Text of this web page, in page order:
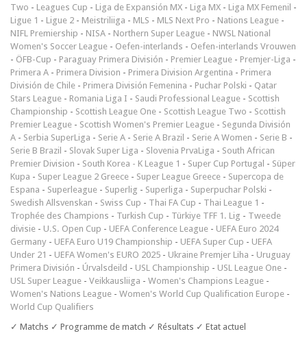
Two - Leagues Cup - Liga de Expansión MX - Liga MX - Liga MX Femenil -
Ligue 1 - Ligue 2 - Meistriliiga - MLS - MLS Next Pro - Nations League -
NIFL Premiership - NISA - Northern Super League - NWSL National
Women's Soccer League - Oefen-interlands - Oefen-interlands Vrouwen
- ÖFB-Cup - Paraguay Primera División - Premier League - Premjer-Liga -
Primera A - Primera Division - Primera Division Argentina - Primera
División de Chile - Primera División Femenina - Puchar Polski - Qatar
Stars League - Romania Liga I - Saudi Professional League - Scottish
Championship - Scottish League One - Scottish League Two - Scottish
Premier League - Scottish Women's Premier League - Segunda División
A - Serbia SuperLiga - Serie A - Serie A Brazil - Serie A Women - Serie B -
Serie B Brazil - Slovak Super Liga - Slovenia PrvaLiga - South African
Premier Division - South Korea - K League 1 - Super Cup Portugal - Süper
Kupa - Super League 2 Greece - Super League Greece - Supercopa de
Espana - Superleague - Superlig - Superliga - Superpuchar Polski -
Swedish Allsvenskan - Swiss Cup - Thai FA Cup - Thai League 1 -
Trophée des Champions - Turkish Cup - Türkiye TFF 1. Lig - Tweede
divisie - U.S. Open Cup - UEFA Conference League - UEFA Euro 2024
Germany - UEFA Euro U19 Championship - UEFA Super Cup - UEFA
Under 21 - UEFA Women's EURO 2025 - Ukraine Premjer Liha - Uruguay
Primera División - Úrvalsdeild - USL Championship - USL League One -
USL Super League - Veikkausliiga - Women's Champions League -
Women's Nations League - Women's World Cup Qualification Europe -
World Cup Qualifiers
✓ Matchs ✓ Programme de match ✓ Résultats ✓ Etat actuel